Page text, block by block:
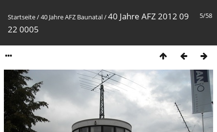
5/58
Startseite/40 Jahre AFZ Baunatal/40 Jahre AFZ 2012 09
22 0005